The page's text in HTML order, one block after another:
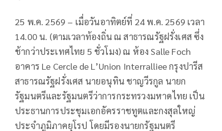
25 พ.ค. 2569 – เมื่อวันอาทิตย์ที่ 24 พ.ค. 2569 เวลา
14.00 น. (ตามเวลาท้องถิ่น ณ สาธารณรัฐฝรั่งเศส ซึ่ง
ช้ากว่าประเทศไทย 5 ชั่วโมง) ณ ห้อง Salle Foch
อาคาร Le Cercle de L’Union Interralliee กรุงปารีส
สาธารณรัฐฝรั่งเศส นายอนุทิน ชาญวีรกูล นายก
รัฐมนตรีและรัฐมนตรีว่าการกระทรวงมหาดไทย เป็น
ประธานการประชุมเอกอัครราชทูตและกงสุลใหญ่
ประจำภูมิภาคยุโรป โดยมีรองนายกรัฐมนตรี